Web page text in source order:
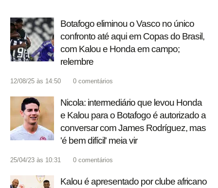
Botafogo eliminou o Vasco no único
confronto até aqui em Copas do Brasil,
com Kalou e Honda em campo;
relembre
12/08/25 às 14:50 0 comentários
Nicola: intermediário que levou Honda
e Kalou para o Botafogo é autorizado a
conversar com James Rodríguez, mas
'é bem difícil' meia vir
25/04/23 às 10:31 0 comentários
Kalou é apresentado por clube africano